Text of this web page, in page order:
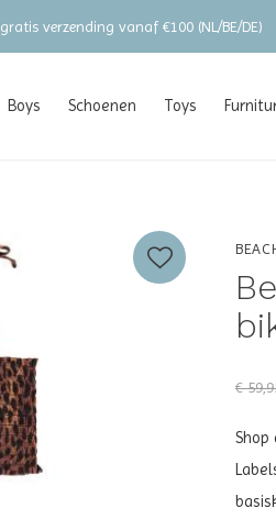
Boys Schoenen Toys
gratis verzending vanaf €100 (NL/BE/DE)
€